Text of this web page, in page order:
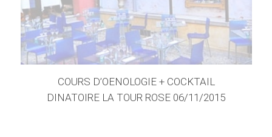
COURS D’OENOLOGIE + COCKTAIL
DINATOIRE LA TOUR ROSE 06/11/2015